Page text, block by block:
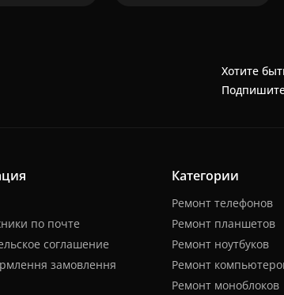
Хотите
по почте
соглашение
замовлення
Категории
Ремонт телефонов
Ремонт планшетов
Ремонт ноутбуков
Ремонт
Ремонт моноблоков